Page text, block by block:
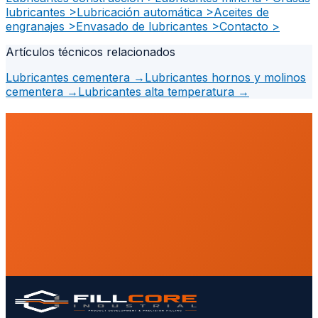
lubricantes >Lubricación automática >Aceites de
engranajes >Envasado de lubricantes >Contacto >
Artículos técnicos relacionados
Lubricantes cementera → Lubricantes hornos y molinos
cementera → Lubricantes alta temperatura →